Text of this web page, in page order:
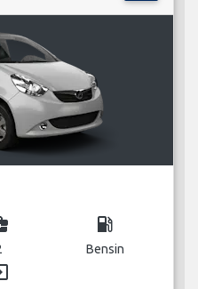
local_gas_station
Bensin